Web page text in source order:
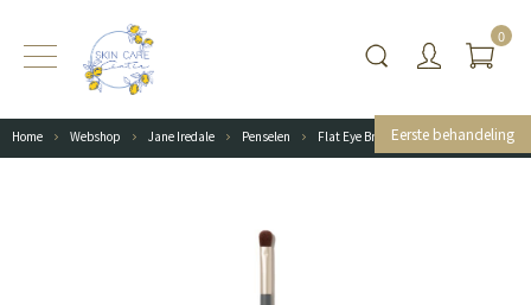
Eerste behandeling
0
Home Webshop Jane Iredale Penselen Flat Eye Brush